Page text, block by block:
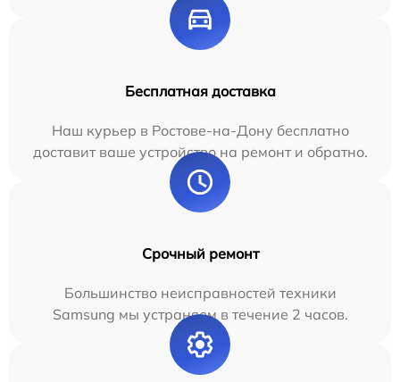
Бесплатная доставка
Наш курьер в Ростове-на-Дону бесплатно
доставит ваше устройство на ремонт и обратно.
Срочный ремонт
Большинство неисправностей техники
Samsung мы устраняем в течение 2 часов.